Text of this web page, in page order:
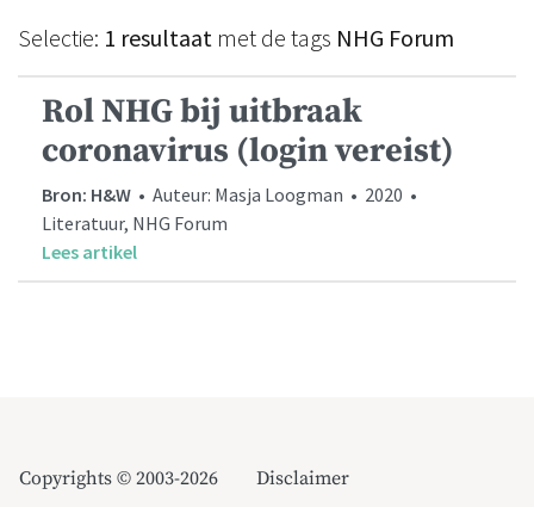
Selectie: 1 resultaat met de tags NHG Forum
Rol NHG bij uitbraak
coronavirus (login vereist)
Bron: H&W • Auteur: Masja Loogman • 2020 •
Literatuur, NHG Forum
Lees artikel
Copyrights © 2003-2026 Disclaimer